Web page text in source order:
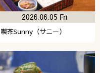
喫茶Sunny（サニー）
2026.06.05 Fri